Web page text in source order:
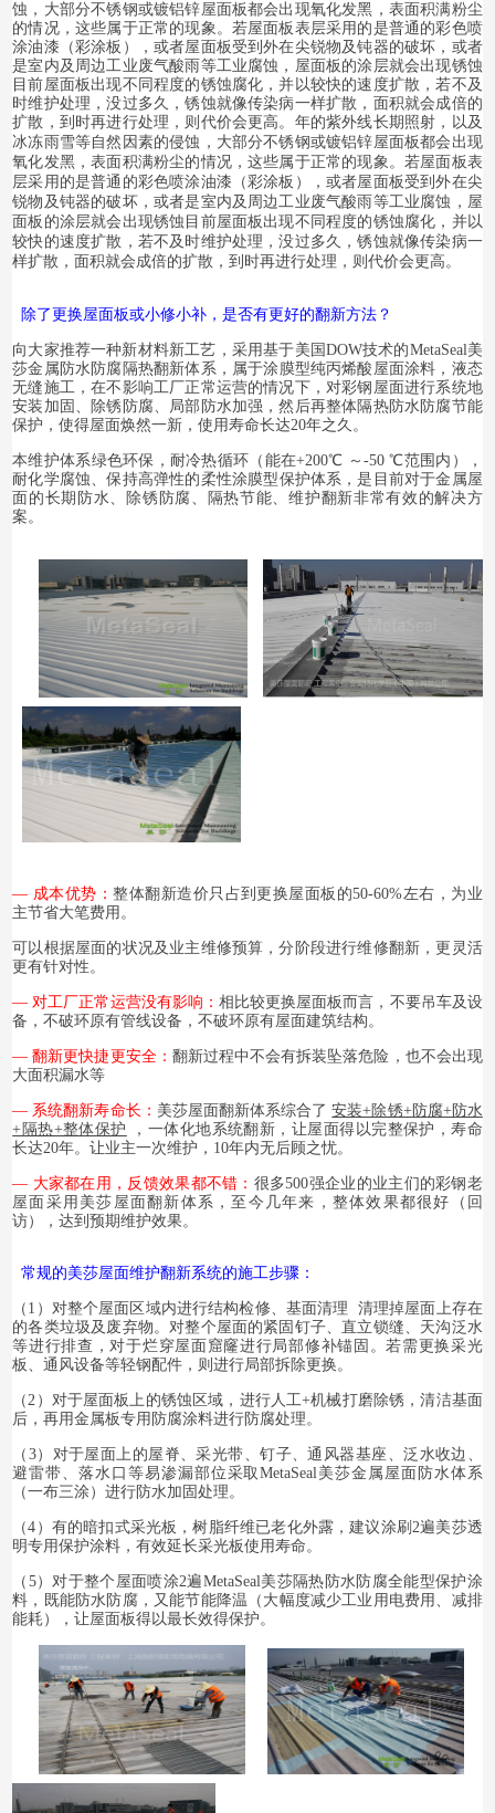
蚀，大部分不锈钢或镀铝锌屋面板都会出现氧化发黑，表面积满粉尘
的情况，这些属于正常的现象。若屋面板表层采用的是普通的彩色喷
涂油漆（彩涂板），或者屋面板受到外在尖锐物及钝器的破坏，或者
是室内及周边工业废气酸雨等工业腐蚀，屋面板的涂层就会出现锈蚀
目前屋面板出现不同程度的锈蚀腐化，并以较快的速度扩散，若不及
时维护处理，没过多久，锈蚀就像传染病一样扩散，面积就会成倍的
扩散，到时再进行处理，则代价会更高。 年的紫外线长期照射，以及
冰冻雨雪等自然因素的侵蚀，大部分不锈钢或镀铝锌屋面板都会出现
氧化发黑，表面积满粉尘的情况，这些属于正常的现象。若屋面板表
层采用的是普通的彩色喷涂油漆（彩涂板），或者屋面板受到外在尖
锐物及钝器的破坏，或者是室内及周边工业废气酸雨等工业腐蚀，屋
面板的涂层就会出现锈蚀目前屋面板出现不同程度的锈蚀腐化，并以
较快的速度扩散，若不及时维护处理，没过多久，锈蚀就像传染病一
样扩散，面积就会成倍的扩散，到时再进行处理，则代价会更高。
除了更换屋面板或小修小补，是否有更好的翻新方法？
向大家推荐一种新材料新工艺，采用基于美国DOW技术的MetaSeal美
莎金属防水防腐隔热翻新体系， 属于涂膜型纯丙烯酸屋面涂料， 液态
无缝施工，在不影响工厂正常运营的情况下，对彩钢屋面进行系统地
安装加固、除锈防腐、局部防水加强，然后再整体隔热防水防腐节能
保护，使得屋面焕然一新，使用寿命长达20年之久。
本维护体系绿色环保，耐冷热循环（ 能在+200℃ ～-50 ℃范围内）
，
耐化学腐蚀、保持高弹性的柔性涂膜型保护体系，是目前对于金属屋
面的长期防水、 除锈防腐、隔热节能、维护翻新非常有效的解决方
案。
— 成本优势：整体翻新造价只占到更换屋面板的50-60%左右，为业
主节省大笔费用。
可以根据屋面的状况及业主维修预算，分阶段进行维修翻新，更灵活
更有针对性。
— 对工厂正常运营没有影响： 相比较更换屋面板而言，不要吊车及设
备，不破环原有管线设备，不破环原有屋面建筑结构。
— 翻新更快捷更安全： 翻新过程中不会有拆装坠落危险，也不会出现
大面积漏水等
— 系统翻新寿命长： 美莎屋面翻新体系综合了安装+除锈+防腐+防水
+隔热+整体保护
，一体化地系统翻新，让屋面得以完整保护，寿命
长达20年。让业主一次维护，10年内无后顾之忧。
— 大家都在用，反馈效果都不错： 很多500强企业的业主们的彩钢老
屋面采用美莎屋面翻新体系，至今几年来，整体效果都很好（回
访），达到预期维护效果。
常规的美莎屋面维护翻新系统的施工步骤：
（ 1）对整个屋面区域内进行结构检修、基面清理 清理掉屋面上存在
的各类垃圾及废弃物。对整个屋面的紧固钉子、直立锁缝、 天沟泛水
等进行排查，对于烂穿屋面窟窿进行局部修补锚固。若需更换采光
板、通风设备等轻钢配件，则进行局部拆除更换。
（2） 对于屋面板上的锈蚀区域，进行人工+机械打磨除锈，清洁基面
后，再用金属板专用 防腐涂料进行防腐处理。
（ 3） 对于屋面上的屋脊、采光带、钉子、通风器基座、泛水收边、
避雷带、 落水口 等易渗漏部位采取MetaSeal美莎金属屋面防水体系
（一布三涂）进行防水加固处理。
（4）有的暗扣式采光板，树脂纤维已老化外露，建议涂刷2遍美莎透
明专用保护涂料，有效延长采光板使用寿命。
（ 5）对于整个屋面喷涂2遍MetaSeal美莎隔热防水防腐全能型保护涂
料，既能防水防腐，又能节能降温 （ 大幅度减少工业用电费用、减排
能耗）
，让屋面板得以最长效得保护。